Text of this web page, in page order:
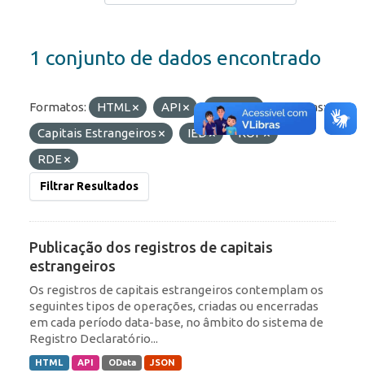
1 conjunto de dados encontrado
Formatos: HTML API OData
Etiquetas:
Capitais Estrangeiros
IED
ROF
RDE
Filtrar Resultados
Publicação dos registros de capitais
estrangeiros
Os registros de capitais estrangeiros contemplam os
seguintes tipos de operações, criadas ou encerradas
em cada período data-base, no âmbito do sistema de
Registro Declaratório...
HTML API OData JSON